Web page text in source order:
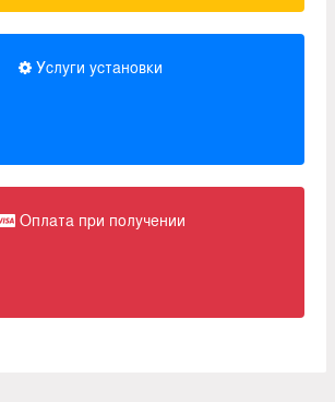
Услуги установки
Оплата при получении